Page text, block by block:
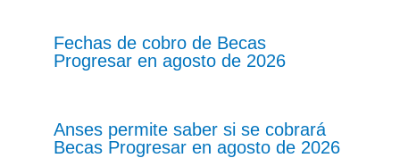
Fechas de cobro de Becas
Progresar en agosto de 2026
Anses permite saber si se cobrará
Becas Progresar en agosto de 2026